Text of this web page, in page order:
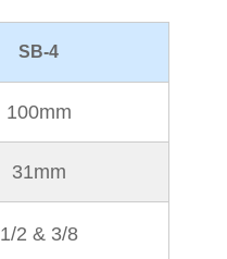
SB-4
100mm
31mm
1/2 & 3/8